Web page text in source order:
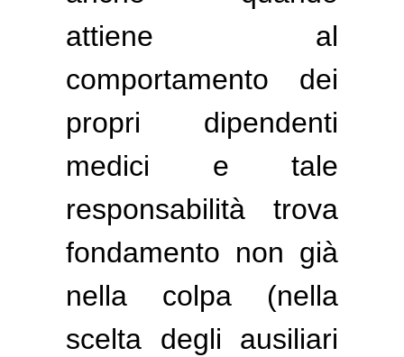
attiene al
comportamento dei
propri dipendenti
medici e tale
responsabilità trova
fondamento non già
nella colpa (nella
scelta degli ausiliari